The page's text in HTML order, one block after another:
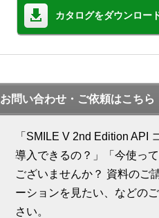
カタログをダウンロー
お問い合わせ・ご依頼はこちら
「SMILE V 2nd Edition API
導入できるの？」「今使っ
ございませんか？ 資料のご
ーションを見たい、などの
さい。